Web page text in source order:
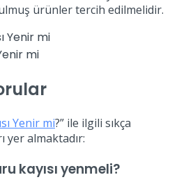
ürünler tercih edilmelidir.
mi
Yenir mi?” ile ilgili sıkça
yer almaktadır:
kayısı yenmeli?